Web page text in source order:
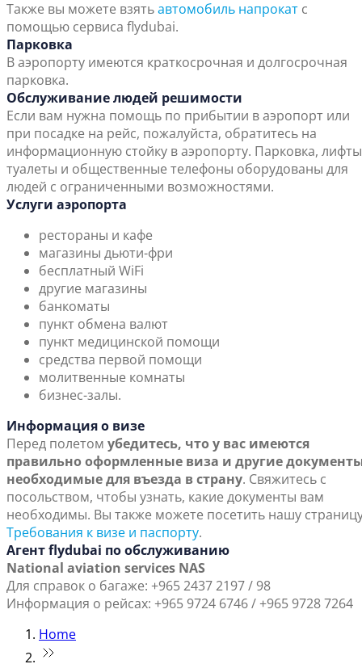
Также вы можете взятьавтомобиль напрокат с
помощью сервиса flydubai.
Парковка
В аэропорту имеются краткосрочная и долгосрочная
парковка.
Обслуживание людей решимости
Если вам нужна помощь по прибытии в аэропорт или
при посадке на рейс, пожалуйста, обратитесь на
информационную стойку в аэропорту. Парковка,
туалеты и общественные телефоны оборудованы для
людей с ограниченными возможностями.
Услуги аэропорта
рестораны и кафе
магазины дьюти-фри
бесплатный WiFi
другие магазины
банкоматы
пункт обмена валют
пункт медицинской помощи
средства первой помощи
молитвенные комнаты
бизнес-залы.
Информация о визе
Перед полетом убедитесь, что у вас имеются
правильно оформленные виза и другие
необходимые для въезда в страну. Свяжитесь с
посольством, чтобы узнать, какие документы вам
необходимы. Вы также можете посетить нашу
Требования к визе и паспорту.
Агент flydubai по обслуживанию
National aviation services NAS
Для справок о багаже: +965 2437 2197 / 98
Информация о рейсах: +965 9724 6746 / +965 9728 7264
Home